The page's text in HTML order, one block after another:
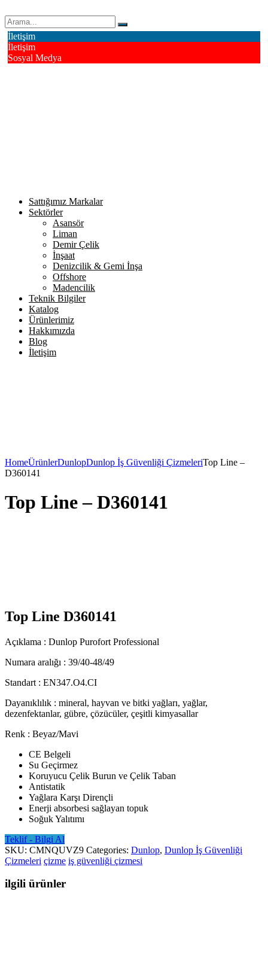
İletişim
İletişim
Sosyal Medya
Sattığımız Markalar
Sektörler
Asansör
Liman
Demir Çelik
İnşaat
Denizcilik & Gemi İnşa
Offshore
Madencilik
Teknik Bilgiler
Katalog
Ürünlerimiz
Hakkımızda
Blog
İletişim
HomeÜrünlerDunlopDunlop İş Güvenliği ÇizmeleriTop Line –
D360141
Top Line – D360141
Top Line D360141
Açıklama : Dunlop Purofort Professional
Numara aralığı : 39/40-48/49
Standart : EN347.O4.CI
Dayanıklılık : mineral, hayvan ve bitki yağları, yağlar,
dezenfektanlar, gübre, çözücüler, çeşitli kimyasallar
Renk : Beyaz/Mavi
CE Belgeli
Su Geçirmez
Koruyucu Çelik Burun ve Çelik Taban
Antistatik
Yağlara Karşı Dirençli
Enerji absorbesi sağlayan topuk
Soğuk Yalıtımı
Teklif - Bilgi Al
SKU: CMNQUVZ9 Categories: Dunlop, Dunlop İş Güvenliği
Çizmeleri çizme iş güvenliği çizmesi
ilgili ürünler